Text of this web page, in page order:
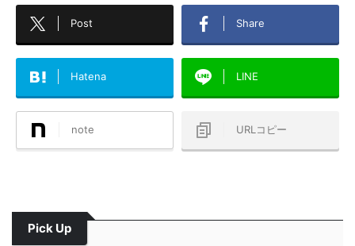
Post Share
Hatena LINE
note URLコピー
Pick Up